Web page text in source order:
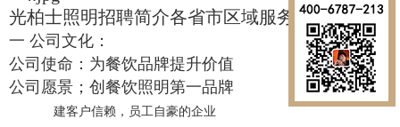
光柏士照明招聘简介各省市区域服务商
一 公司文化：
公司使命：为餐饮品牌提升价值
公司愿景；创 餐饮照明第一品牌
建客户信赖，员工自豪的企业